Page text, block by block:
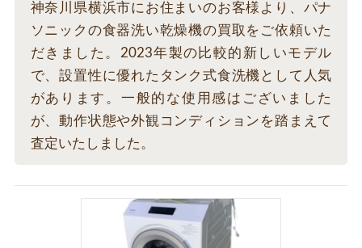
神奈川県横浜市にお住まいのお客様より、パナ
ソニックの食器洗い乾燥機の買取をご依頼いた
だきました。2023年製の比較的新しいモデル
で、設置性に優れたタンク式食洗機として人気
があります。一般的な使用感はございました
が、動作状態や外観コンディションを踏まえて
査定いたしました。